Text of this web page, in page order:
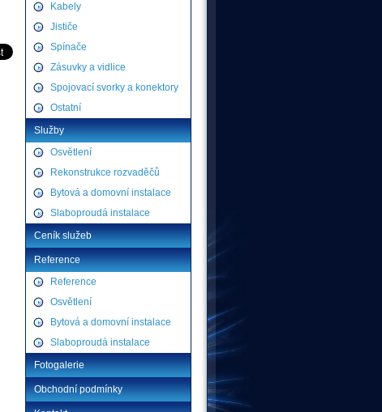
Kabely
Jističe
Spínače
Zásuvky a vidlice
Spojovací svorky a konektory
Ostatní
Služby
Osvětlení
Rekonstrukce rozvaděčů
Bytová a domovní instalace
Slaboproudá instalace
Ceník služeb
Reference
Reference
Osvětlení
Bytová a domovní instalace
Slaboproudá instalace
Fotogalerie
Obchodní podmínky